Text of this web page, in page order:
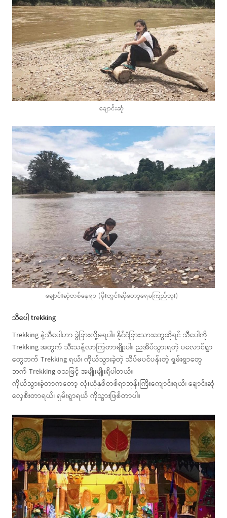
ချောင်းဆုံ
ချောင်းဆုံတစ်နေရာ (မိုးတွင်းဆိုတော့ရေမကြည်ဘူး)
သီပေါ trekking
Trekking နဲ့သီပေါဟာ ခွဲခြားလို့မရပါ။ နိုင်ငံခြားသားတွေဆိုရင် သီပေါကို
Trekking အတွက် သီးသန့်လာကြတာမျိုးပါ။ ညအိပ်သွားရတဲ့ ပလောင်ရွာ
တွေဘက် Trekking ရယ်၊ ကိုယ်သွားခဲ့တဲ့ သိပ်မပင်ပန်းတဲ့ ရှမ်းရွာတွေ
ဘက် Trekking စသဖြင့် အမျိုးမျိုးရှိပါတယ်။
ကိုယ်သွားခဲ့တာကတော့ လုံးယုံနှစ်တစ်ရာဘုန်းကြီးကျောင်းရယ်၊ ချောင်းဆုံ
လှေစီးတာရယ်၊ ရှမ်းရွာရယ် ကိုသွားဖြစ်တာပါ။